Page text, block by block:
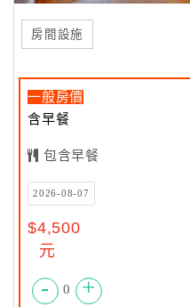
房間設施
一般房價
含早餐
包含早餐
2026-08-07
$4,500
元
- 0 +